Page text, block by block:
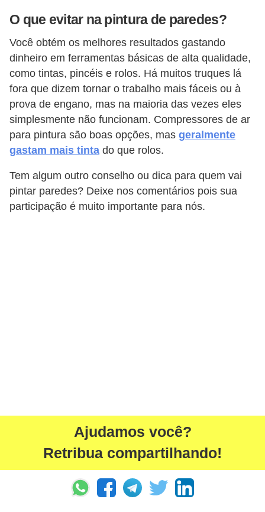
O que evitar na pintura de paredes?
Você obtém os melhores resultados gastando
dinheiro em ferramentas básicas de alta qualidade,
como tintas, pincéis e rolos. Há muitos truques lá
fora que dizem tornar o trabalho mais fáceis ou à
prova de engano, mas na maioria das vezes eles
simplesmente não funcionam. Compressores de ar
para pintura são boas opções, mas geralmente
gastam mais tinta do que rolos.
Tem algum outro conselho ou dica para quem vai
pintar paredes? Deixe nos comentários pois sua
participação é muito importante para nós.
Ajudamos você?
Retribua compartilhando!